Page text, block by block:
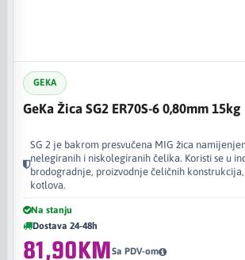
GEKA
GeKa Žica SG2 ER70S-6 0,80mm 15kg
SG 2 je bakrom presvučena MIG žica
nelegiranih i niskolegiranih čelika. Koristi se u
brodogradnje, proizvodnje čeličnih
kotlova.
Na stanju
Dostava 24-48h
81,90KMSa PDV-om